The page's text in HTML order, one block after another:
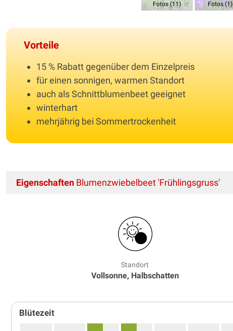
Fotos (11)
Fotos (1)
Vorteile
15 % Rabatt gegenüber dem Einzelpreis
für einen sonnigen, warmen Standort
auch als Schnittblumenbeet geeignet
winterhart
mehrjährig bei Sommertrockenheit
Eigenschaften Blumenzwiebelbeet 'Frühlingsgruss'
Standort
Vollsonne, Halbschatten
Blütezeit